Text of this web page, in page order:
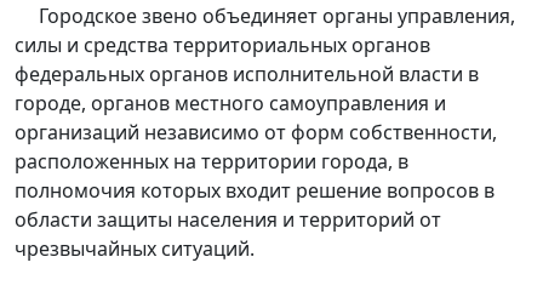
Городское звено объединяет органы управления,
силы и средства территориальных органов
федеральных органов исполнительной власти в
городе, органов местного самоуправления и
организаций независимо от форм собственности,
расположенных на территории города, в
полномочия которых входит решение вопросов в
области защиты населения и территорий от
чрезвычайных ситуаций.